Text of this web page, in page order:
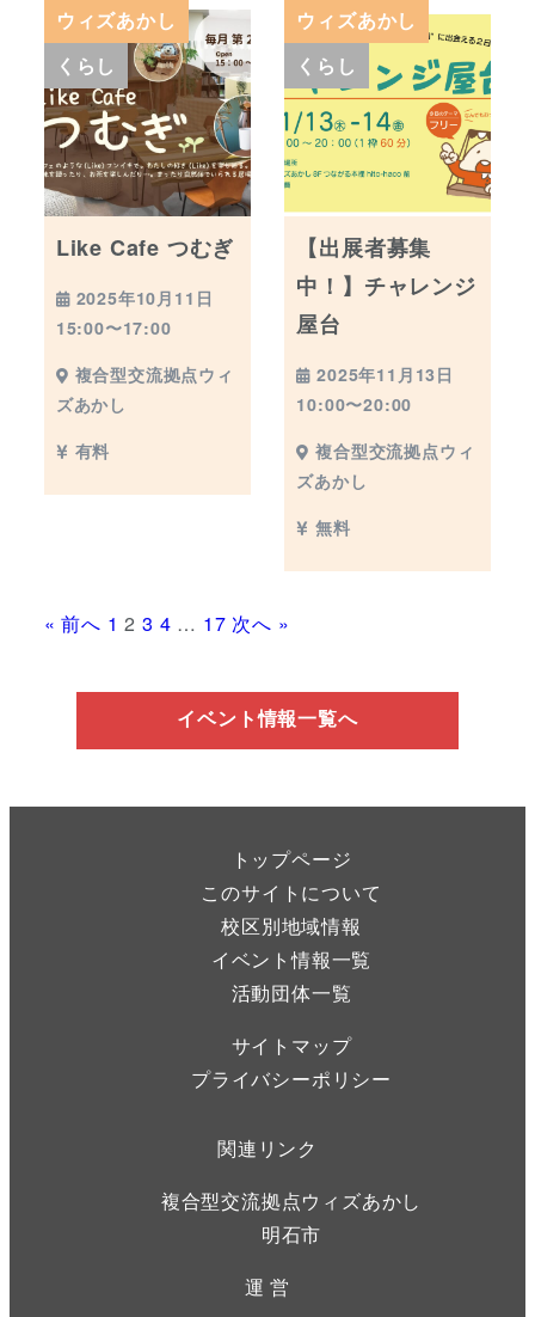
ウィズあかし
くらし
Like Cafe つむぎ
2025年10月11日
15:00〜17:00
複合型交流拠点ウィ
ズあかし
有料
ウィズあかし
くらし
【出展者募集
中！】チャレンジ
屋台
2025年11月13日
10:00〜20:00
複合型交流拠点ウィ
ズあかし
無料
« 前へ 1 2 3 4 … 17 次へ »
イベント情報一覧へ
トップページ
このサイトについて
校区別地域情報
イベント情報一覧
活動団体一覧
サイトマップ
プライバシーポリシー
関連リンク
複合型交流拠点ウィズあかし
明石市
運 営